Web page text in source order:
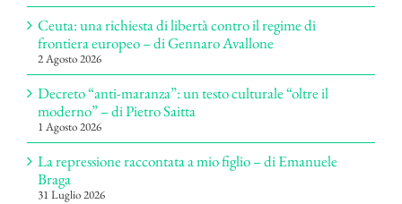
Ceuta: una richiesta di libertà contro il regime di
frontiera europeo – di Gennaro Avallone
2 Agosto 2026
Decreto “anti-maranza”: un testo culturale “oltre il
moderno” – di Pietro Saitta
1 Agosto 2026
La repressione raccontata a mio figlio – di Emanuele
Braga
31 Luglio 2026